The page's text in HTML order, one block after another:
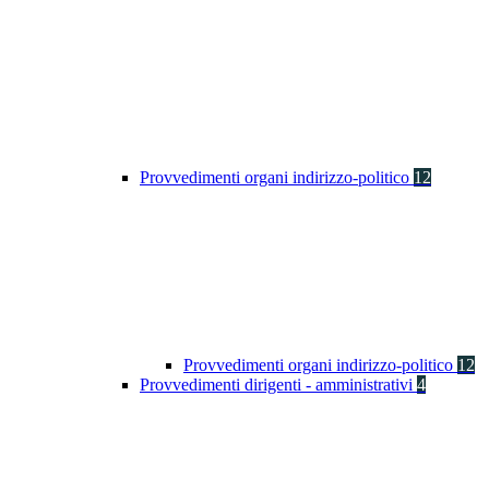
Provvedimenti organi indirizzo-politico 12
Provvedimenti organi indirizzo-politico 12
Provvedimenti dirigenti - amministrativi 4